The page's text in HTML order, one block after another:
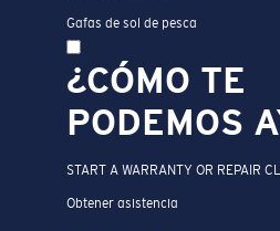
Gafas de sol de pesca
¿CÓMO TE
PODEMOS
START A WARRANTY OR REPAIR
Obtener asistencia